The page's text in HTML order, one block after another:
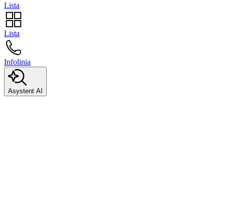
Lista
Lista
Infolinia
Asystent AI